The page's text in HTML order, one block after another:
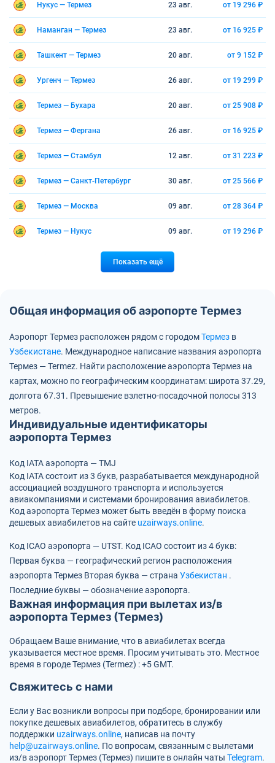
Нукус — Термез 23 авг. от 19 296 ₽
Наманган — Термез 23 авг. от 16 925 ₽
Ташкент — Термез 20 авг. от 9 152 ₽
Ургенч — Термез 26 авг. от 19 299 ₽
Термез — Бухара 20 авг. от 25 908 ₽
Термез — Фергана 26 авг. от 16 925 ₽
Термез — Стамбул 12 авг. от 31 223 ₽
Термез — Санкт-Петербург 30 авг. от 25 566 ₽
Термез — Москва 09 авг. от 28 364 ₽
Термез — Нукус 09 авг. от 19 296 ₽
Показать ещё
Общая информация об аэропорте Термез
Аэропорт Термез расположен рядом с городомТермез в
Узбекистане. Международное написание названия аэропорта
Термез — Termez. Найти расположение аэропорта Термез на
картах, можно по географическим координатам: широта 37.29,
долгота 67.31. Превышение взлетно-посадочной полосы 313
метров.
Индивидуальные идентификаторы
аэропорта Термез
Код IATA аэропорта — TMJ
Код IATA состоит из 3 букв, разрабатывается международной
ассоциацией воздушного транспорта и используется
авиакомпаниями и системами бронирования авиабилетов.
Код аэропорта Термез может быть введён в форму поиска
дешевых авиабилетов на сайте uzairways.online.
Код ICAO аэропорта — UTST. Код ICAO состоит из 4 букв:
Первая буква — географический регион расположения
аэропорта Термез Вторая буква — страна Узбекистан .
Последние буквы — обозначение аэропорта.
Важная информация при вылетах из/в
аэропорта Термез (Термез)
Обращаем Ваше внимание, что в авиабилетах всегда
указывается местное время. Просим учитывать это. Местное
время в городе Термез (Termez) : +5 GMT.
Свяжитесь с нами
Если у Вас возникли вопросы при подборе, бронировании или
покупке дешевых авиабилетов, обратитесь в службу
поддержки uzairways.online, написав на почту
help@uzairways.online. По вопросам, связанным с вылетами
из/в аэропорт Термез (Термез) пишите в онлайн чаты Telegram.